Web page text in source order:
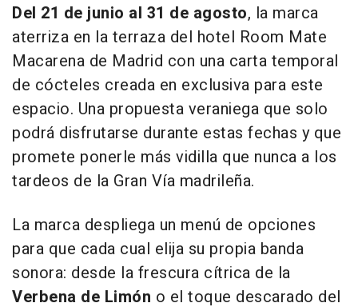
Del 21 de junio al 31 de agosto, la marca
aterriza en la terraza del hotel Room Mate
Macarena de Madrid con una carta temporal
de cócteles creada en exclusiva para este
espacio. Una propuesta veraniega que solo
podrá disfrutarse durante estas fechas y que
promete ponerle más vidilla que nunca a los
tardeos de la Gran Vía madrileña.
La marca despliega un menú de opciones
para que cada cual elija su propia banda
sonora: desde la frescura cítrica de la
Verbena de Limón o el toque descarado del